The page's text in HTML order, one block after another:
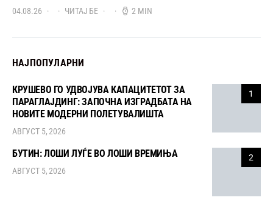
04.08.26 ЧИТАЈ БЕ 2 MIN
НАЈПОПУЛАРНИ
1
КРУШЕВО ГО УДВОЈУВА КАПАЦИТЕТОТ ЗА
ПАРАГЛАЈДИНГ: ЗАПОЧНА ИЗГРАДБАТА НА
НОВИТЕ МОДЕРНИ ПОЛЕТУВАЛИШТА
АВГУСТ 5, 2026
2
БУТИН: ЛОШИ ЛУЃЕ ВО ЛОШИ ВРЕМИЊА
АВГУСТ 5, 2026